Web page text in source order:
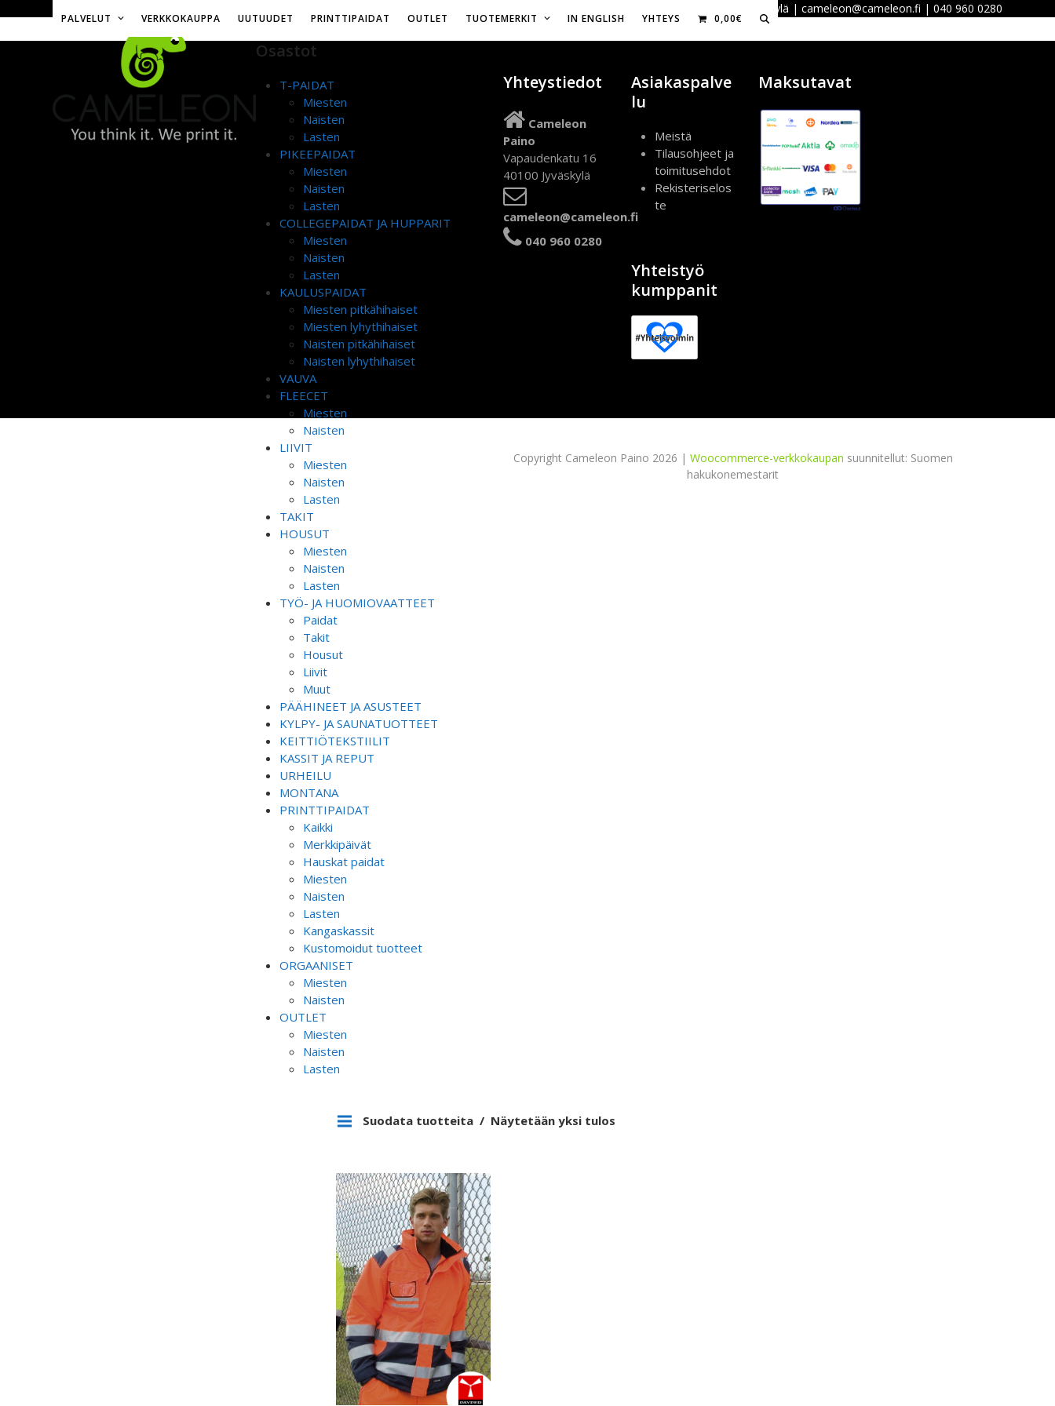
content
Vapaudenkatu 16, 40100 Jyväskylä | cameleon@cameleon.fi | 040 960 0280
PALVELUT VERKKOKAUPPA UUTUUDET PRINTTIPAIDAT OUTLET TUOTEMERKIT IN ENGLISH YHTEYS 0,00€
Osastot
T-PAIDAT
Miesten
Naisten
Lasten
PIKEEPAIDAT
Miesten
Naisten
Lasten
COLLEGEPAIDAT JA HUPPARIT
Miesten
Naisten
Lasten
KAULUSPAIDAT
Miesten pitkähihaiset
Miesten lyhythihaiset
Naisten pitkähihaiset
Naisten lyhythihaiset
VAUVA
FLEECET
Miesten
Naisten
LIIVIT
Miesten
Naisten
Lasten
TAKIT
HOUSUT
Miesten
Naisten
Lasten
TYÖ- JA HUOMIOVAATTEET
Paidat
Takit
Housut
Liivit
Muut
PÄÄHINEET JA ASUSTEET
KYLPY- JA SAUNATUOTTEET
KEITTIÖTEKSTIILIT
KASSIT JA REPUT
URHEILU
MONTANA
PRINTTIPAIDAT
Kaikki
Merkkipäivät
Hauskat paidat
Miesten
Naisten
Lasten
Kangaskassit
Kustomoidut tuotteet
ORGAANISET
Miesten
Naisten
OUTLET
Miesten
Naisten
Lasten
Suodata tuotteita Näytetään yksi tulos
Yhteystiedot
Cameleon
Paino
Vapaudenkatu 16
40100 Jyväskylä
cameleon@cameleon.fi
040 960 0280
Asiakaspalve
lu
Meistä
Tilausohjeet ja
toimitusehdot
Rekisteriselos
te
Yhteistyö
kumppanit
Maksutavat
Copyright Cameleon Paino 2026 | Woocommerce-verkkokaupan suunnitellut: Suomen
hakukonemestarit